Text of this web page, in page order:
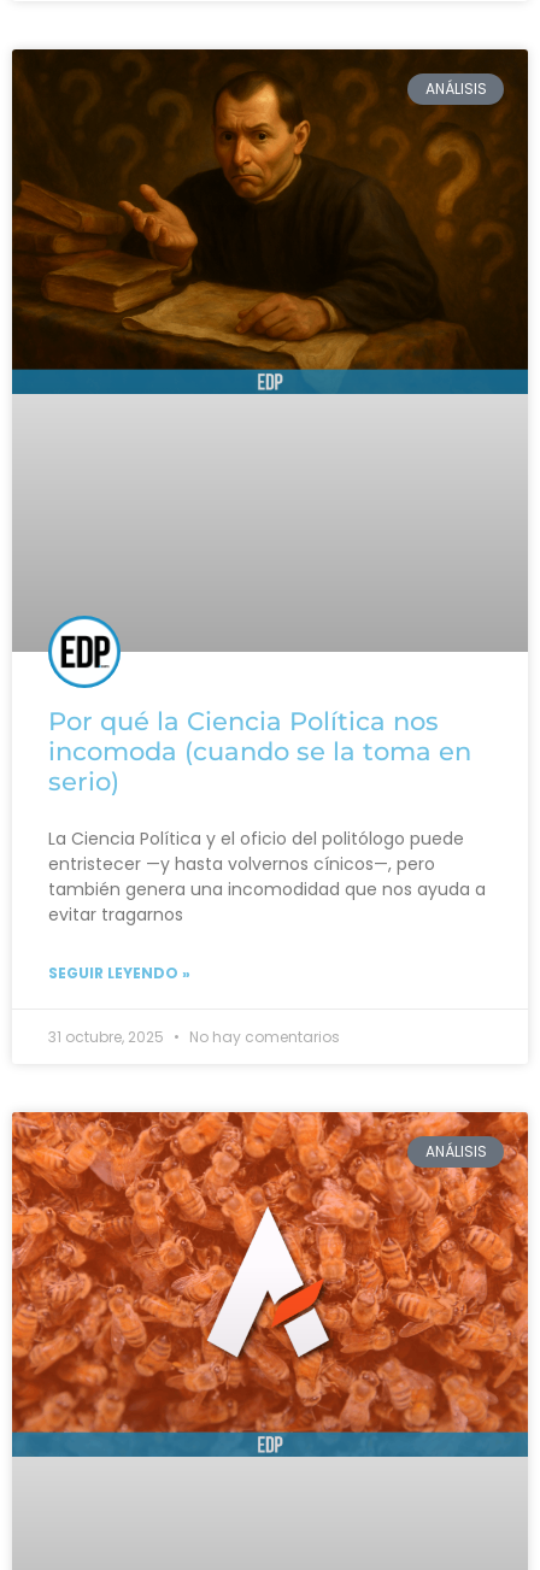
ANÁLISIS
Por qué la Ciencia Política nos
incomoda (cuando se la toma en
serio)
La Ciencia Política y el oficio del politólogo puede
entristecer —y hasta volvernos cínicos—, pero
también genera una incomodidad que nos ayuda a
evitar tragarnos
SEGUIR LEYENDO »
31 octubre, 2025 No hay comentarios
ANÁLISIS